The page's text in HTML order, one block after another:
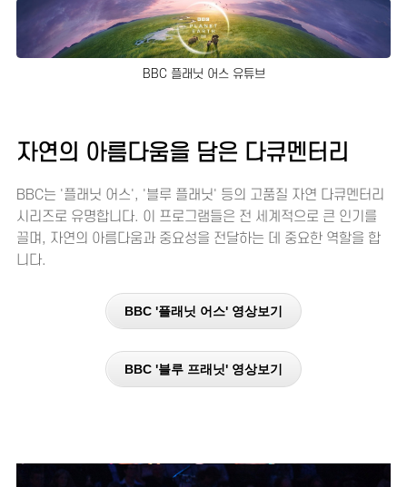
BBC 플래닛 어스 유튜브
자연의 아름다움을 담은 다큐멘터리
BBC는 '플래닛 어스', '블루 플래닛' 등의 고품질 자연 다큐멘터리
시리즈로 유명합니다. 이 프로그램들은 전 세계적으로 큰 인기를
끌며, 자연의 아름다움과 중요성을 전달하는 데 중요한 역할을 합
니다.
BBC '플래닛 어스' 영상보기
BBC '블루 프래닛' 영상보기